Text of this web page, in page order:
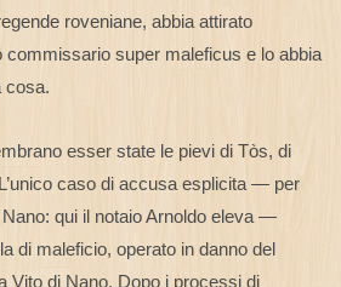
roveniane, abbia attirato
commissario super maleficus e lo abbia
cosa.
esser state le pievi di Tòs, di
caso di accusa esplicita — per
qui il notaio Arnoldo eleva —
di maleficio, operato in danno del
Vito di Nano. Dopo i processi di